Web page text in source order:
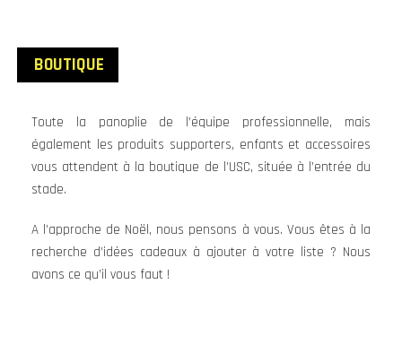
BOUTIQUE
Toute la panoplie de l’équipe professionnelle, mais
également les produits supporters, enfants et accessoires
vous attendent à la boutique de l’USC, située à l’entrée du
stade.
A l’approche de Noël, nous pensons à vous. Vous êtes à la
recherche d’idées cadeaux à ajouter à votre liste ? Nous
avons ce qu’il vous faut !